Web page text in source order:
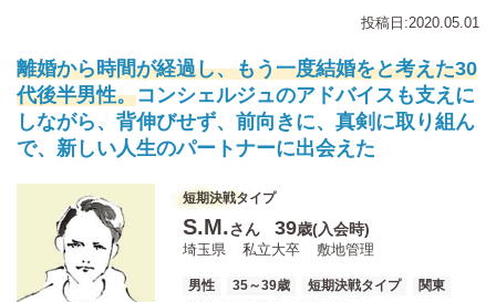
投稿日:2020.05.01
離婚から時間が経過し、もう一度結婚をと考えた30
代後半男性。コンシェルジュのアドバイスも支えに
しながら、背伸びせず、前向きに、真剣に取り組ん
で、新しい人生のパートナーに出会えた
短期決戦タイプ
S.M.さん 39歳(入会時)
埼玉県 私立大卒 敷地管理
男性 35～39歳 短期決戦タイプ
関東